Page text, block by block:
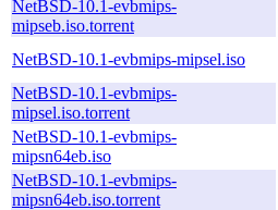
NetBSD-10.1-evbmips-
mipseb.iso.torrent
NetBSD-10.1-evbmips-mipsel.iso
NetBSD-10.1-evbmips-
mipsel.iso.torrent
NetBSD-10.1-evbmips-
mipsn64eb.iso
NetBSD-10.1-evbmips-
mipsn64eb.iso.torrent